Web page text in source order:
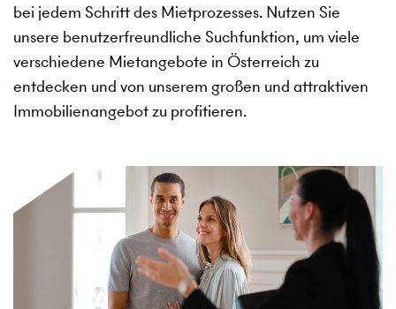
bei jedem Schritt des Mietprozesses. Nutzen Sie
unsere benutzerfreundliche Suchfunktion, um viele
verschiedene Mietangebote in Österreich zu
entdecken und von unserem großen und attraktiven
Immobilienangebot zu profitieren.